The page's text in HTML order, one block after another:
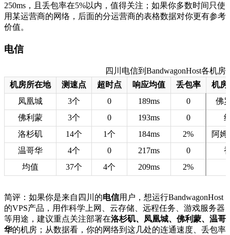
250ms，且丢包率在5%以内，值得关注；如果你多数时间只使
用某运营商的网络，后面的分运营商的表格数据对你更有参考
价值。
电信
四川电信到BandwagonHost各机房
机房所在地
测速点 超时点 响应均值 丢包率
机房
凤凰城
3个 0 189ms 0
佛
佛利蒙
3个 0 193ms 0
洛杉矶
14个 1个 184ms 2%
阿
温哥华
4个 0 217ms 0
均值
37个 4个 209ms 2%
简评：如果你是来自四川的电信用户，想运行BandwagonHost
的VPS产品，用作科学上网、云存储、远程任务、游戏服务器
等用途，建议重点关注部署在洛杉矶、凤凰城、佛利蒙、温哥
华的机房；从数据看，你的网络到这几处的连通速度、丢包率